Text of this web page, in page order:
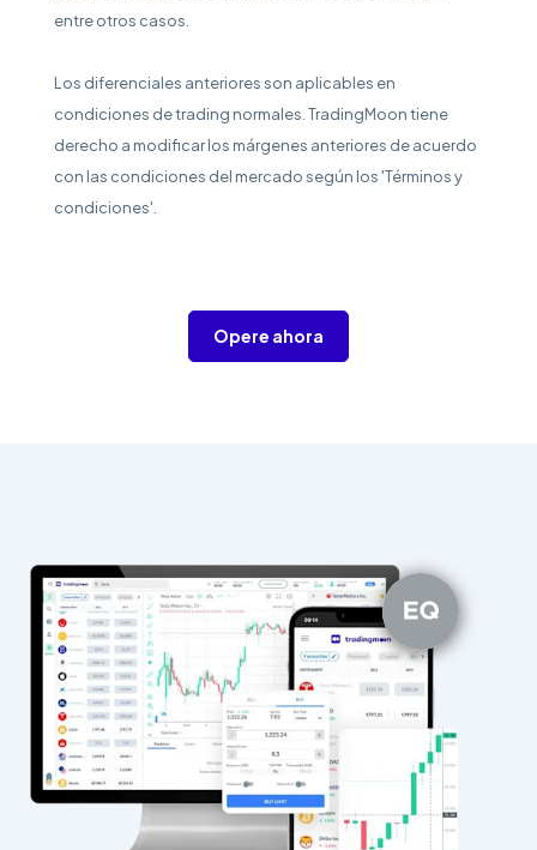
entre otros casos.
Los diferenciales anteriores son aplicables en
condiciones de trading normales. TradingMoon tiene
derecho a modificar los márgenes anteriores de acuerdo
con las condiciones del mercado según los 'Términos y
condiciones'.
Opere ahora